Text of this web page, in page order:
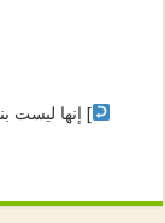
إنها ليست بنجس إنما هي من الطوافين عليكم أو الطوافات [